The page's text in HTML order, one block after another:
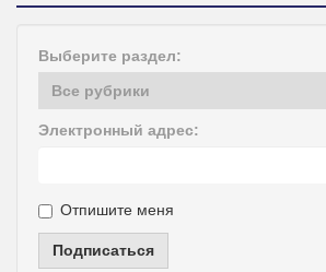
Выберите раздел:
Электронный адрес:
Отпишите меня
Подписаться